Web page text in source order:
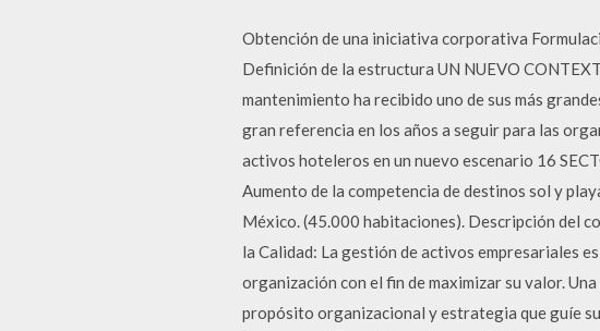
Obtención de una iniciativa corporativa
Definición de la estructura UN NUEVO
mantenimiento ha recibido uno de sus más
gran referencia en los años a seguir para las
activos hoteleros en un nuevo escenario 16
Aumento de la competencia de destinos sol y
México. (45.000 habitaciones). Descripción del
la Calidad: La gestión de activos empresariales
organización con el fin de maximizar su valor.
propósito organizacional y estrategia que guíe